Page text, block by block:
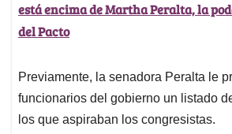
está encima de Martha Peralta, la
del Pacto
Previamente, la senadora Peralta le
funcionarios del gobierno un listado
los que aspiraban los congresistas.